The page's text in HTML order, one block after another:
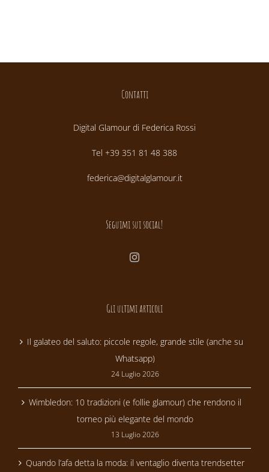
Contatti
Digital Glamour di Federica Rossi
Tel +39 351 81 48 388
federica@digitalglamour.it
Seguimi sui social!
Gli ultimi articoli
Il galateo del saluto: piccole regole, grande stile (anche su
Whatsapp)
24 Luglio 2026
Wimbledon: 10 tradizioni (e follie glamour) che rendono il
torneo più elegante del mondo
13 Luglio 2026
Quando l’afa detta la moda: il ventaglio diventa trendsetter